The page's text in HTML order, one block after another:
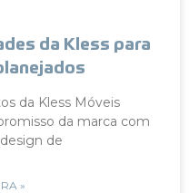
da Kless para
da Kless Móveis
da marca com
de
»